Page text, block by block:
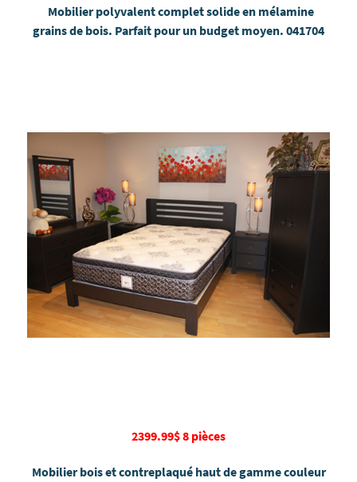
Mobilier polyvalent complet solide en mélamine
grains de bois. Parfait pour un budget moyen. 041704
2399.99$ 8 pièces
Mobilier bois et contreplaqué haut de gamme couleur